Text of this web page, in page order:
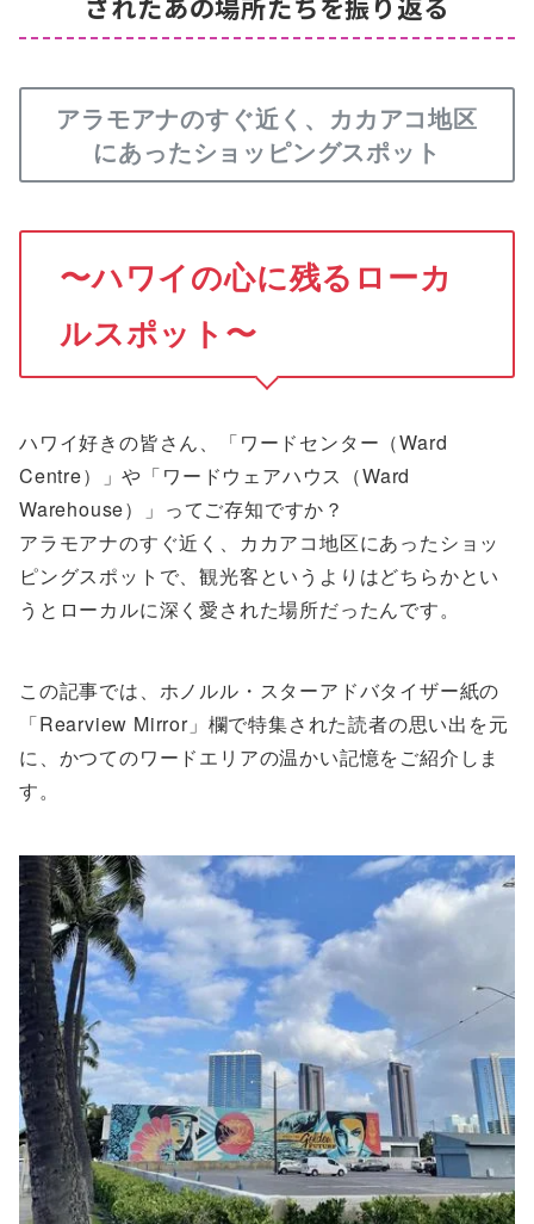
アラモアナのすぐ近く、カカアコ地区
にあったショッピングスポット
〜ハワイの心に残るローカ
ルスポット〜
ハワイ好きの皆さん、「ワードセンター（Ward
Centre）」や「ワードウェアハウス（Ward
Warehouse）」ってご存知ですか？
アラモアナのすぐ近く、カカアコ地区にあったショッ
ピングスポットで、観光客というよりはどちらかとい
うとローカルに深く愛された場所だったんです。
この記事では、ホノルル・スターアドバタイザー紙の
「Rearview Mirror」欄で特集された読者の思い出を元
に、かつてのワードエリアの温かい記憶をご紹介しま
す。